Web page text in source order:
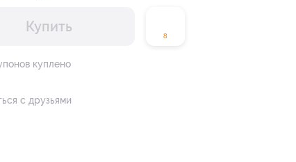
Купить
8
куплено
с друзьями